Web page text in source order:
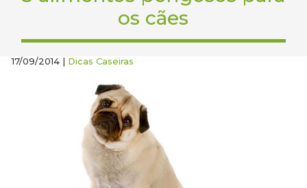
os cães
17/09/2014 | Dicas Caseiras